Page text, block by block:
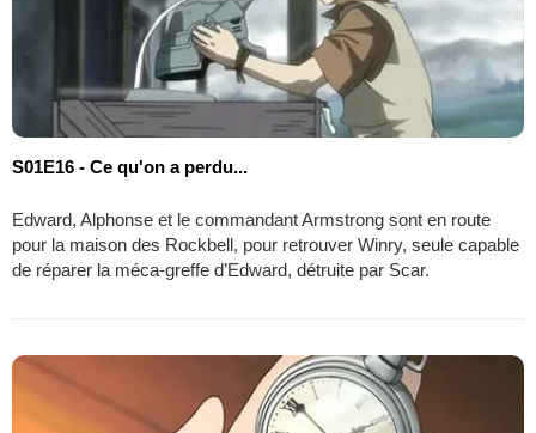
S01E16 - Ce qu'on a perdu...
Edward, Alphonse et le commandant Armstrong sont en route
pour la maison des Rockbell, pour retrouver Winry, seule capable
de réparer la méca-greffe d’Edward, détruite par Scar.